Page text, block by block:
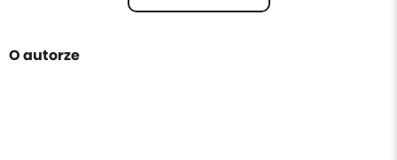
O autorze